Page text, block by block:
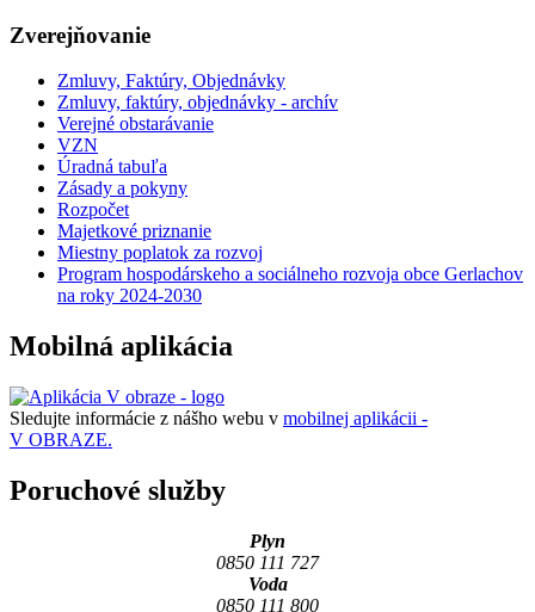
Zverejňovanie
Zmluvy, Faktúry, Objednávky
Zmluvy, faktúry, objednávky - archív
Verejné obstarávanie
VZN
Úradná tabuľa
Zásady a pokyny
Rozpočet
Majetkové priznanie
Miestny poplatok za rozvoj
Program hospodárskeho a sociálneho rozvoja obce Gerlachov
na roky 2024-2030
Mobilná aplikácia
Sledujte informácie z nášho webu v mobilnej aplikácii -
V OBRAZE.
Poruchové služby
Plyn
0850 111 727
Voda
0850 111 800